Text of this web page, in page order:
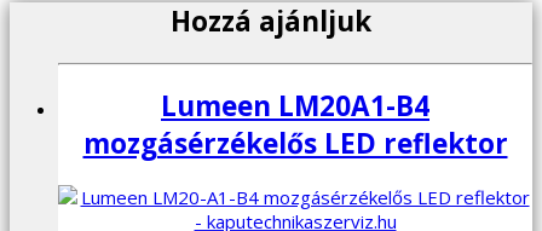
Hozzá ajánljuk
Lumeen LM20A1-B4
mozgásérzékelős LED reflektor